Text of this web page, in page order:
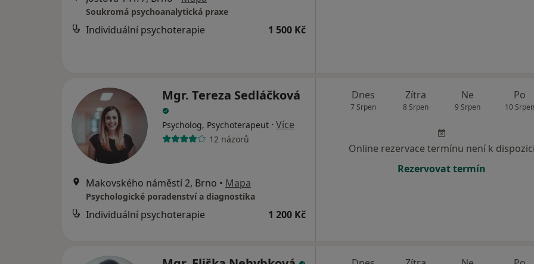
Soukromá psychoanalytická praxe
Individuální psychoterapie 1 500 Kč
Mgr. Tereza Sedláčková
Psycholog, Psychoterapeut · Více
12 názorů
Makovského náměstí 2, Brno • Mapa
Psychologické poradenství a diagnostika
Individuální psychoterapie 1 200 Kč
Dnes
7 Srpen
Zítra
8 Srpen
Ne
9 Srpen
Po
10 Srpen
Online rezervace termínu není k dispozici
Rezervovat termín